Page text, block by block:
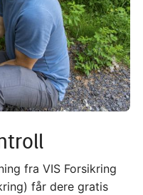
fra VIS Forsikring
får dere gratis